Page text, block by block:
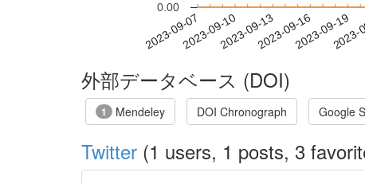
2023-09-072023-09-102023-09-132023-09-162023-09-19
0.00
外部データベース (DOI)
1 Mendeley DOI Chronograph Google
Twitter (1 users, 1 posts, 3